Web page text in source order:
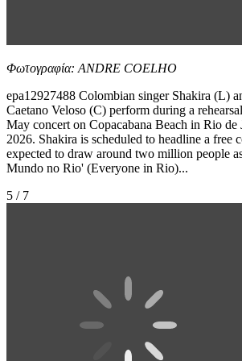
Φωτογραφία: ANDRE COELHO
epa12927488 Colombian singer Shakira (L)
Caetano Veloso (C) perform during a
May concert on Copacabana Beach in Rio
2026. Shakira is scheduled to headline a free
expected to draw around two million people
Mundo no Rio' (Everyone in Rio)...
5 / 7